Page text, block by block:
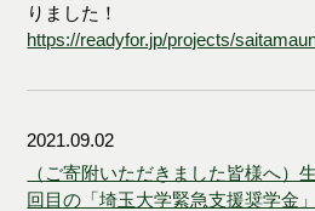
りました！
https://readyfor.jp/projects/
2021.09.02
（ご寄附いただきました皆様へ）
回目の「埼玉大学緊急支援奨学金